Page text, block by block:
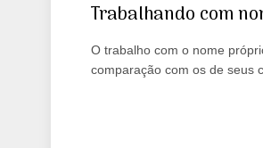
Trabalhando com
O trabalho com o nome
comparação com os de seus